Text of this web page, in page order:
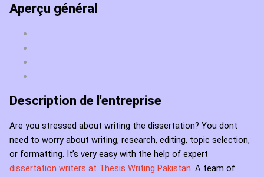
Aperçu général
Description de l'entreprise
Are you stressed about writing the dissertation? You dont
need to worry about writing, research, editing, topic selection,
or formatting. It’s very easy with the help of expert
dissertation writers at Thesis Writing Pakistan. A team of